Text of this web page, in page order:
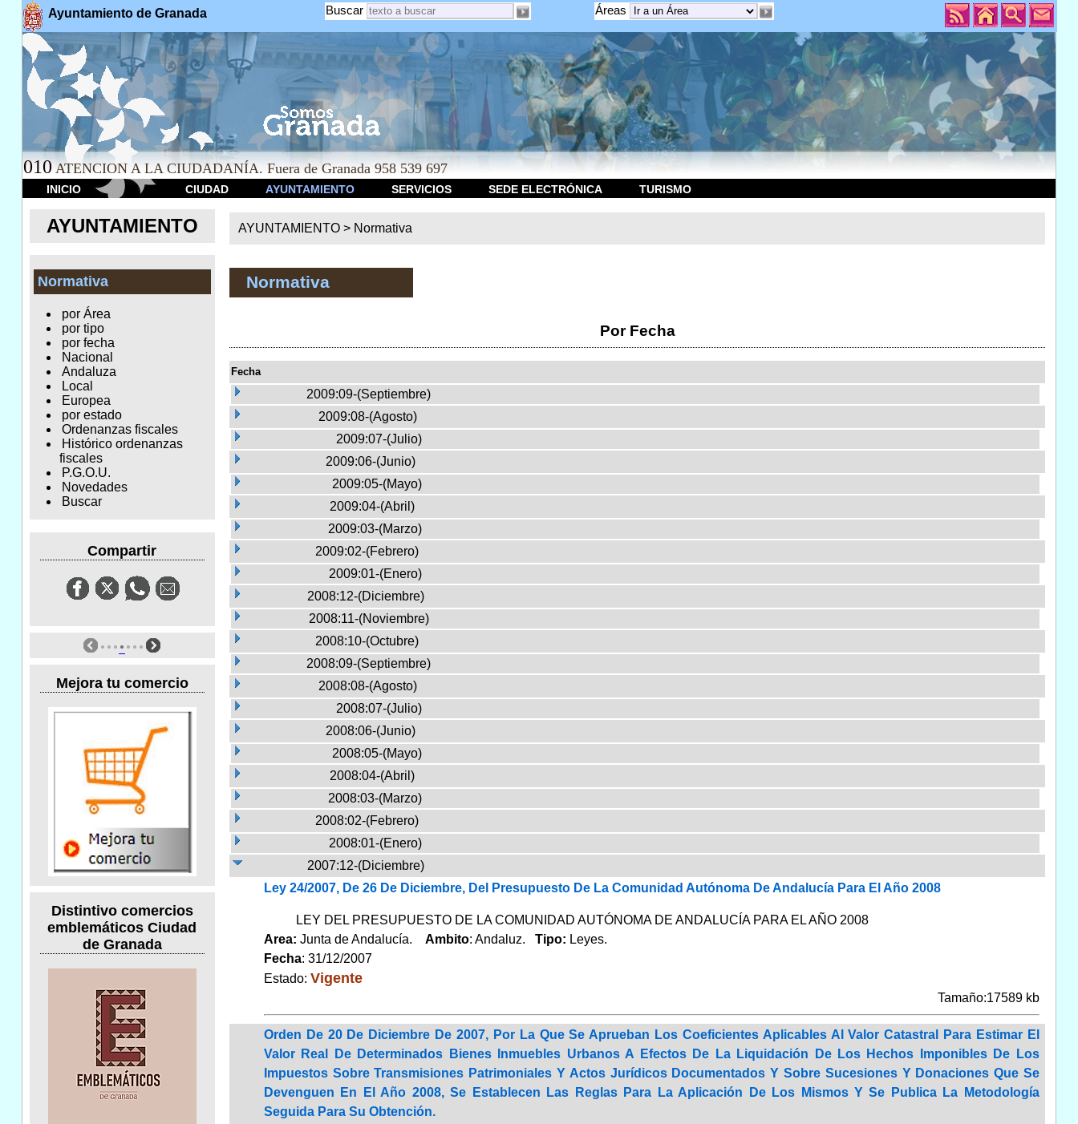
Ayuntamiento de Granada Áreas
Buscar
010 ATENCION A LA CIUDADANÍA. Fuera de Granada 958 539 697
INICIO CIUDAD AYUNTAMIENTO SERVICIOS SEDE ELECTRÓNICA TURISMO
AYUNTAMIENTO
Normativa
por Área
por tipo
por fecha
Nacional
Andaluza
Local
Europea
por estado
Ordenanzas fiscales
Histórico ordenanzas
fiscales
P.G.O.U.
Novedades
Buscar
Compartir
Mejora tu comercio
Distintivo comercios
emblemáticos Ciudad
de Granada
AYUNTAMIENTO > Normativa
Normativa
Por Fecha
Fecha
2009:09-(Septiembre)
2009:08-(Agosto)
2009:07-(Julio)
2009:06-(Junio)
2009:05-(Mayo)
2009:04-(Abril)
2009:03-(Marzo)
2009:02-(Febrero)
2009:01-(Enero)
2008:12-(Diciembre)
2008:11-(Noviembre)
2008:10-(Octubre)
2008:09-(Septiembre)
2008:08-(Agosto)
2008:07-(Julio)
2008:06-(Junio)
2008:05-(Mayo)
2008:04-(Abril)
2008:03-(Marzo)
2008:02-(Febrero)
2008:01-(Enero)
2007:12-(Diciembre)
Ley 24/2007, De 26 De Diciembre, Del Presupuesto De La Comunidad Autónoma De Andalucía Para El Año 2008
LEY DEL PRESUPUESTO DE LA COMUNIDAD AUTÓNOMA DE ANDALUCÍA PARA EL AÑO 2008
Area: Junta de Andalucía. Ambito: Andaluz. Tipo: Leyes.
Fecha: 31/12/2007
Estado: Vigente
Tamaño:17589 kb
Orden De 20 De Diciembre De 2007, Por La Que Se Aprueban Los Coeficientes Aplicables Al Valor Catastral Para Estimar El
Valor Real De Determinados Bienes Inmuebles Urbanos A Efectos De La Liquidación De Los Hechos Imponibles De Los
Impuestos Sobre Transmisiones Patrimoniales Y Actos Jurídicos Documentados Y Sobre Sucesiones Y Donaciones Que Se
Devenguen En El Año 2008, Se Establecen Las Reglas Para La Aplicación De Los Mismos Y Se Publica La Metodología
Seguida Para Su Obtención.